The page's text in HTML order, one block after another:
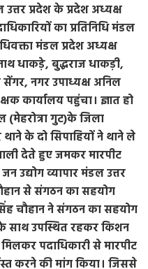
प्रदेश के प्रदेश अध्यक्ष
का प्रतिनिधि मंडल
मंडल प्रदेश अध्यक्ष
धाकड़े, बुद्धराज धाकड़ी,
नगर उपाध्यक्ष अनिल
कार्यालय पहुंचा। ज्ञात हो
(मेहरोत्रा गुट)के जिला
के दो सिपाहियों ने थाने ले
देते हुए जमकर मारपीट
उद्योग व्यापार मंडल उत्तर
से संगठन का सहयोग
चौहान ने संगठन का सहयोग
साथ उपस्थित रहकर किशन
पदाधिकारी से मारपीट
करने की मांग किया। जिससे